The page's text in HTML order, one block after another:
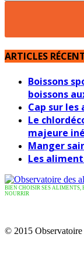
ARTICLES
Boissons
boissons
Cap sur
Le
majeure
Manger
Les
BIEN CHOISIR SES ALIMENTS,
NOURRIR
© 2015 Observatoire